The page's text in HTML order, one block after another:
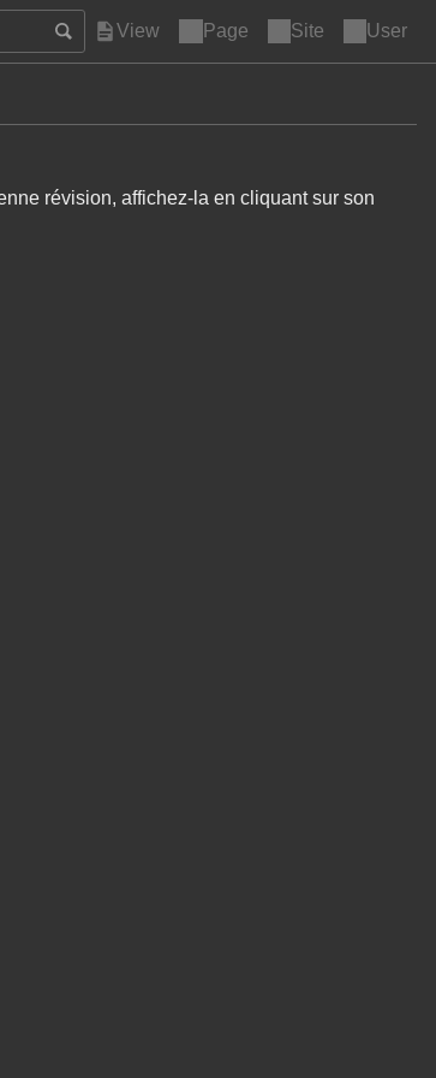
Page Site User
révision, affichez-la en cliquant sur son